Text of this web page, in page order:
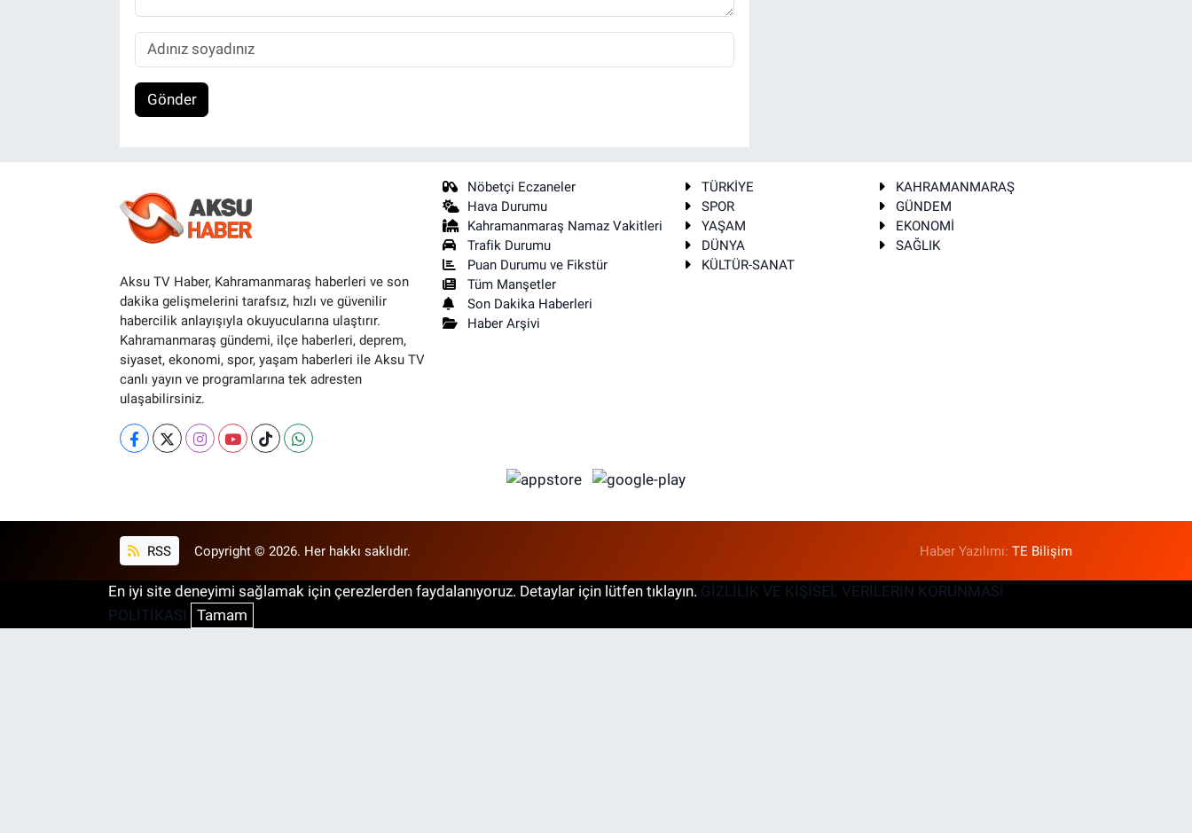
Gönder
Aksu TV Haber, Kahramanmaraş haberleri ve son
dakika gelişmelerini tarafsız, hızlı ve güvenilir
habercilik anlayışıyla okuyucularına ulaştırır.
Kahramanmaraş gündemi, ilçe haberleri, deprem,
siyaset, ekonomi, spor, yaşam haberleri ile Aksu TV
canlı yayın ve programlarına tek adresten
ulaşabilirsiniz.
Nöbetçi Eczaneler
Hava Durumu
Kahramanmaraş Namaz Vakitleri
Trafik Durumu
Puan Durumu ve Fikstür
Tüm Manşetler
Son Dakika Haberleri
Haber Arşivi
TÜRKİYE
KAHRAMANMARAŞ
SPOR
GÜNDEM
YAŞAM
EKONOMİ
DÜNYA
SAĞLIK
KÜLTÜR-SANAT
RSS Copyright © 2026. Her hakkı saklıdır. Haber Yazılımı:TE Bilişim
En iyi site deneyimi sağlamak için çerezlerden faydalanıyoruz. Detaylar için lütfen tıklayın. GİZLİLİK VE KİŞİSEL VERİLERİN KORUNMASI
POLİTİKASI
Tamam